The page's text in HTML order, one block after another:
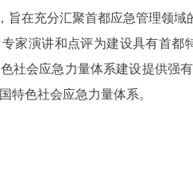
旨在充分汇聚首都应急管理领
家演讲和点评为建设具有首
社会应急力量体系建设提供强
特色社会应急力量体系。